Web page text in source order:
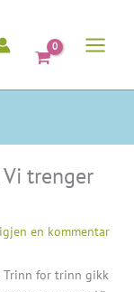
trenger
en kommentar
Trinn for trinn gikk